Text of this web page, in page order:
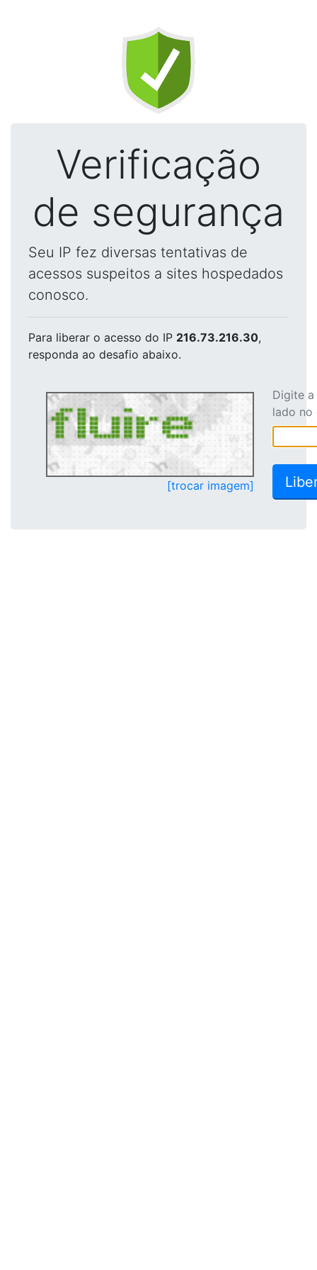
Verificação
de segurança
Seu IP fez diversas tentativas de
acessos suspeitos a sites hospedados
conosco.
Para liberar o acesso do IP 216.73.216.30,
responda ao desafio abaixo.
[trocar imagem]
Digite
lado no